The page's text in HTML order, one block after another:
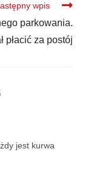
wpis
parkowania.
płacić za postój
jest kurwa